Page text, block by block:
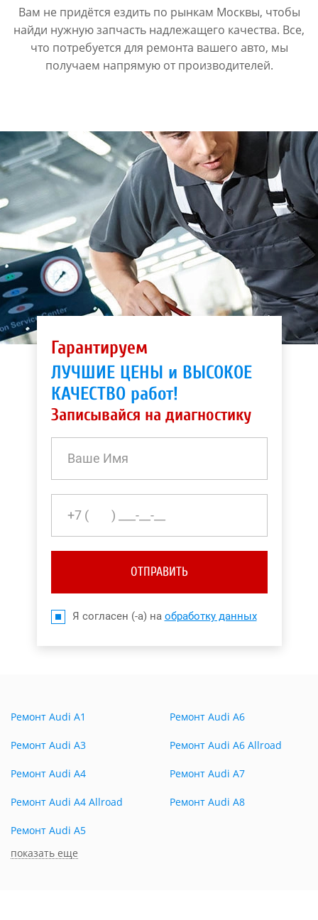
Вам не придётся ездить по рынкам Москвы, чтобы
найди нужную запчасть надлежащего качества. Все,
что потребуется для ремонта вашего авто, мы
получаем напрямую от производителей.
Гарантируем
ЛУЧШИЕ ЦЕНЫ и ВЫСОКОЕ
КАЧЕСТВО работ!
Записывайся на диагностику
ОТПРАВИТЬ
Я согласен (-а) на обработку данных
Ремонт Audi A1
Ремонт Audi A3
Ремонт Audi A4
Ремонт Audi A4 Allroad
Ремонт Audi A5
Ремонт Audi A6
Ремонт Audi A6 Allroad
Ремонт Audi A7
Ремонт Audi A8
показать еще